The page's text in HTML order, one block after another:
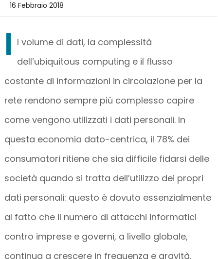
16 Febbraio 2018
I l volume di dati, la complessità
dell’ubiquitous computing e il flusso
costante di informazioni in circolazione per la
rete rendono sempre più complesso capire
come vengono utilizzati i dati personali. In
questa economia dato-centrica, il 78% dei
consumatori ritiene che sia difficile fidarsi delle
società quando si tratta dell’utilizzo dei propri
dati personali: questo è dovuto essenzialmente
al fatto che il numero di attacchi informatici
contro imprese e governi, a livello globale,
continua a crescere in frequenza e gravità.